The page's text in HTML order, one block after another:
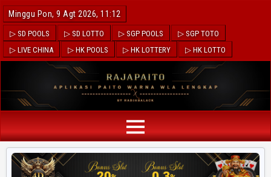
Minggu Pon, 9 Agt 2026, 11:12
▷ SD POOLS ▷ SD LOTTO ▷ SGP POOLS
▷ SGP TOTO
▷ LIVE CHINA
▷ HK POOLS ▷ HK LOTTERY ▷ HK LOTTO